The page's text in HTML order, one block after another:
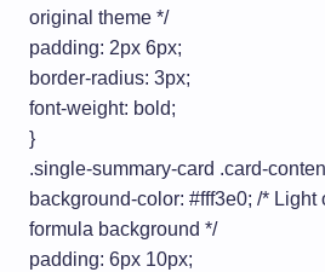
original theme */
padding: 2px 6px;
border-radius: 3px;
font-weight: bold;
}
.single-summary-card .card-
background-color: #fff3e0; /* Light
formula background */
padding: 6px 10px;